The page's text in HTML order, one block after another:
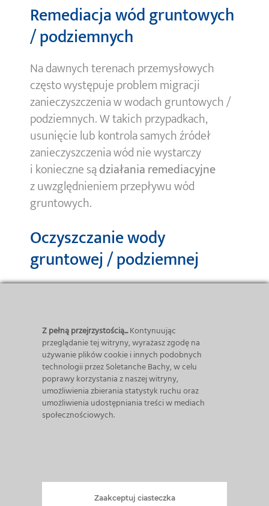
Remediacja wód gruntowych
/ podziemnych
Na dawnych terenach przemysłowych
często występuje problem migracji
zanieczyszczenia w wodach gruntowych /
podziemnych. W takich przypadkach,
usunięcie lub kontrola samych źródeł
zanieczyszczenia wód nie wystarczy
i konieczne sądziałania remediacyjne
z uwzględnieniem przepływu wód
gruntowych.
Oczyszczanie wody
gruntowej / podziemnej
podziemnychsą technologie, które:
Usuwają zanieczyszczenia wód
gruntowych poprzezodwadnianie
TworząBariery filtracyjne
ograniczające rozprzestrzenianie
zanieczyszczeń wód gruntowych:
w płaszczyźnie pionowej i poziomej:
Z pełną przejrzystością...Kontynuując
przeglądanie tej witryny, wyrażasz zgodę na
używanie plików cookie i innych podobnych
technologii przez Soletanche Bachy, w celu
poprawy korzystania z naszej witryny,
umożliwienia zbierania statystyk ruchu oraz
umożliwienia udostępniania treści w mediach
społecznościowych.
Zaakceptuj ciasteczka